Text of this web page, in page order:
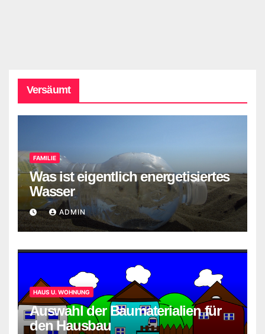
Versäumt
FAMILIE
Was ist eigentlich energetisiertes
Wasser
ADMIN
HAUS U. WOHNUNG
Auswahl der Baumaterialien für
den Hausbau